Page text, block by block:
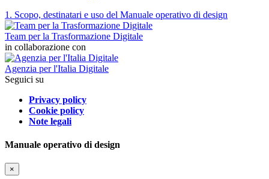
1. Scopo, destinatari e uso del Manuale operativo di design
Team per la Trasformazione Digitale
in collaborazione con
Agenzia per l'Italia Digitale
Seguici su
Privacy policy
Cookie policy
Note legali
Manuale operativo di design
×